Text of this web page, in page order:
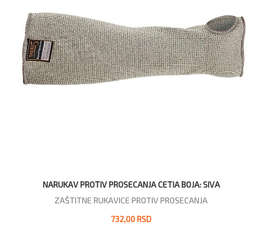
NARUKAV PROTIV PROSECANJA CETIA BOJA: SIVA
ZAŠTITNE RUKAVICE PROTIV PROSECANJA
732,00 RSD